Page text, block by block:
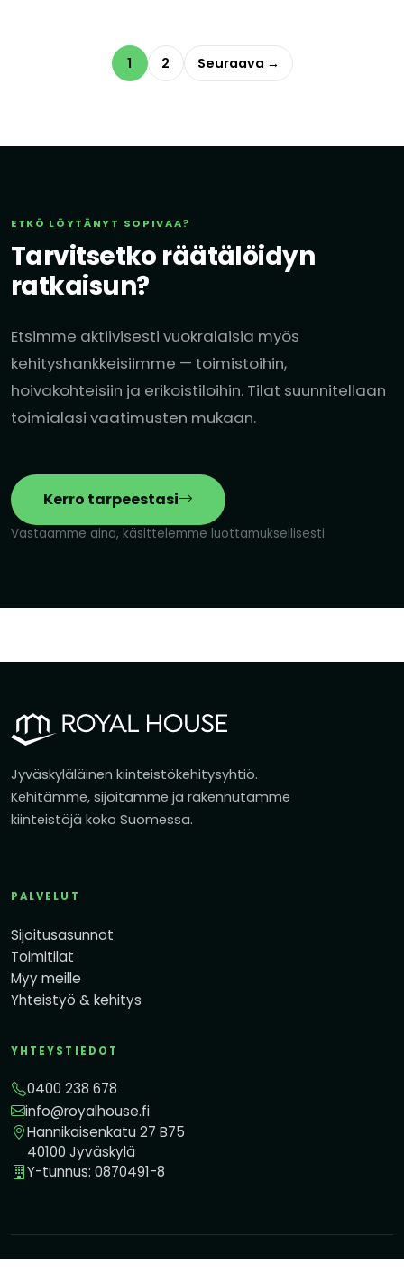
1 2 Seuraava →
ETKÖ LÖYTÄNYT SOPIVAA?
Tarvitsetko räätälöidyn
ratkaisun?
Etsimme aktiivisesti vuokralaisia myös
kehityshankkeisiimme — toimistoihin,
hoivakohteisiin ja erikoistiloihin. Tilat suunnitellaan
toimialasi vaatimusten mukaan.
Kerro tarpeestasi
Vastaamme aina, käsittelemme luottamuksellisesti
Jyväskyläläinen kiinteistökehitysyhtiö.
Kehitämme, sijoitamme ja rakennutamme
kiinteistöjä koko Suomessa.
PALVELUT
Sijoitusasunnot
Toimitilat
Myy meille
Yhteistyö & kehitys
YHTEYSTIEDOT
0400 238 678
info@royalhouse.fi
Hannikaisenkatu 27 B75
40100 Jyväskylä
Y-tunnus: 0870491-8